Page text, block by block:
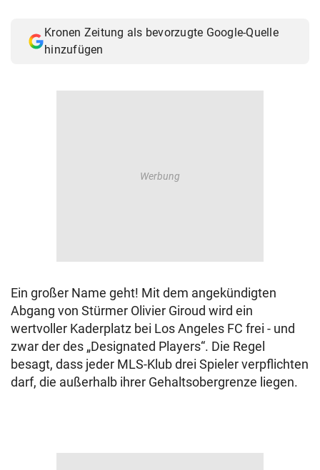
Kronen Zeitung als bevorzugte Google-Quelle
hinzufügen
Ein großer Name geht! Mit dem angekündigten
Abgang von Stürmer Olivier Giroud wird ein
wertvoller Kaderplatz bei Los Angeles FC frei - und
zwar der des „Designated Players“. Die Regel
besagt, dass jeder MLS-Klub drei Spieler verpflichten
darf, die außerhalb ihrer Gehaltsobergrenze liegen.